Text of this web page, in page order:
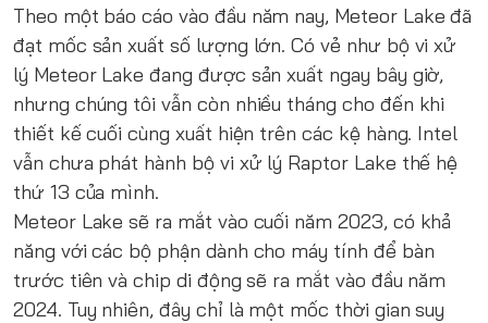
Theo một báo cáo vào đầu năm nay, Meteor Lake đã
đạt mốc sản xuất số lượng lớn. Có vẻ như bộ vi xử
lý Meteor Lake đang được sản xuất ngay bây giờ,
nhưng chúng tôi vẫn còn nhiều tháng cho đến khi
thiết kế cuối cùng xuất hiện trên các kệ hàng. Intel
vẫn chưa phát hành bộ vi xử lý Raptor Lake thế hệ
thứ 13 của mình.
Meteor Lake sẽ ra mắt vào cuối năm 2023, có khả
năng với các bộ phận dành cho máy tính để bàn
trước tiên và chip di động sẽ ra mắt vào đầu năm
2024. Tuy nhiên, đây chỉ là một mốc thời gian suy